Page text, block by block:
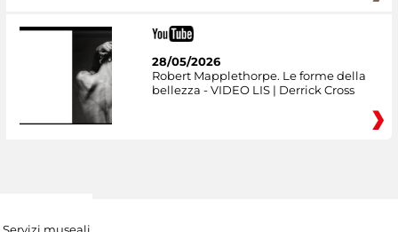
28/05/2026
Robert Mapplethorpe. Le forme della
bellezza - VIDEO LIS | Derrick Cross